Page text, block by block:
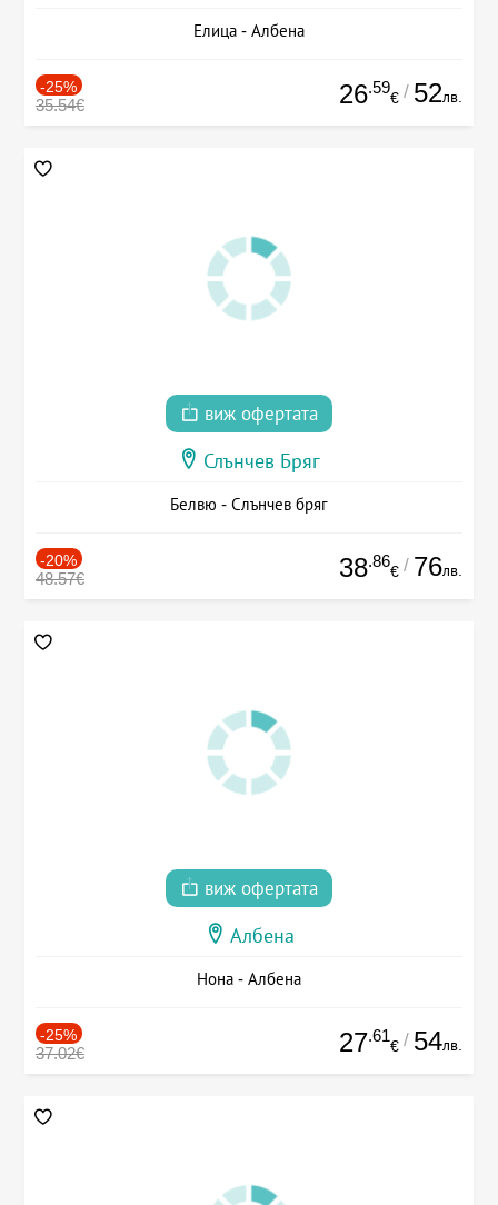
Елица - Албена
-25%
35.54€ 26.59
€ / 52лв.
виж офертата
Слънчев Бряг
Белвю - Слънчев бряг
-20%
48.57€ 38.86
€ / 76лв.
виж офертата
Албена
Нона - Албена
-25%
37.02€ 27.61
€ / 54лв.